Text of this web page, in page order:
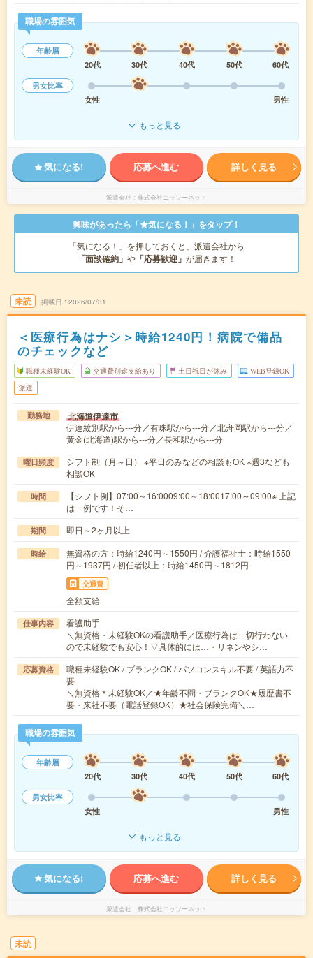
職場の雰囲気
年齢層
20代
30代 40代 50代
60代
男女比率
女性
男性
もっと見る
気になる! 応募へ進む 詳しく見る
派遣会社 株式会社ニッソーネット
興味があったら「★気になる！」をタップ！
「気になる！」を押しておくと、派遣会社から
「面談確約」 や 「応募歓迎」 が届きます！
未読 掲載日 2026/07/31
＜医療行為はナシ＞時給1240円！病院で備品
のチェックなど
職種未経験OK 交通費別途支給あり 土日祝日が休み WEB登録OK
派遣
勤務地 北海道伊達市
伊達紋別駅から---分／有珠駅から---分／北舟岡駅から---分／
黄金(北海道)駅から---分／長和駅から---分
曜日頻度
シフト制（月～日） ※平日のみなどの相談もOK ※週3なども
相談OK
時間
【シフト例】07:00～16:0009:00～18:0017:00～09:00※ 上記
は一例です！そ…
期間 即日～2ヶ月以上
時給
無資格の方：時給1240円～1550円 / 介護福祉士：時給1550
円～1937円 / 初任者以上：時給1450円～1812円
交通費
全額支給
仕事内容
看護助手
＼無資格・未経験OKの看護助手／医療行為は一切行わない
ので未経験でも安心！▽具体的には…・リネンやシ…
応募資格
職種未経験OK / ブランクOK / パソコンスキル不要 / 英語力不
要
＼無資格＊未経験OK／★年齢不問・ブランクOK★履歴書不
要・来社不要（電話登録OK）★社会保険完備＼…
職場の雰囲気
年齢層
20代
30代 40代 50代
60代
男女比率
女性
男性
もっと見る
気になる! 応募へ進む 詳しく見る
派遣会社 株式会社ニッソーネット
未読